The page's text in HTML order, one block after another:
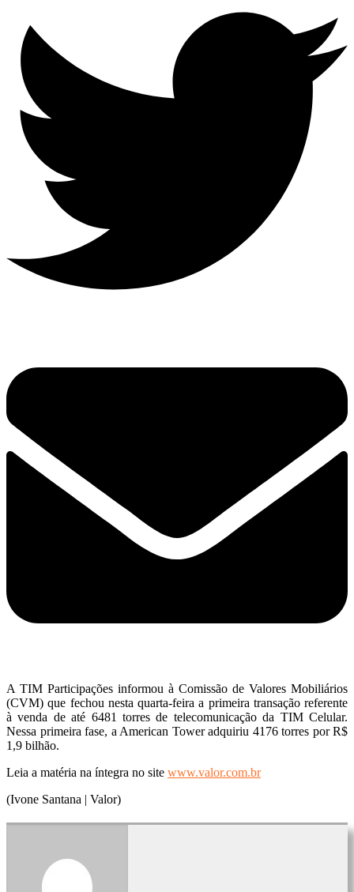
A TIM Participações informou à Comissão de Valores Mobiliários
(CVM) que fechou nesta quarta-feira a primeira transação referente
à venda de até 6481 torres de telecomunicação da TIM Celular.
Nessa primeira fase, a American Tower adquiriu 4176 torres por R$
1,9 bilhão.
Leia a matéria na íntegra no site www.valor.com.br
(Ivone Santana | Valor)